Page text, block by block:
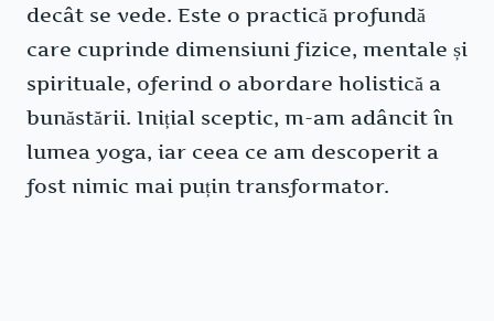
decât se vede. Este o practică profundă
care cuprinde dimensiuni fizice, mentale și
spirituale, oferind o abordare holistică a
bunăstării. Inițial sceptic, m-am adâncit în
lumea yoga, iar ceea ce am descoperit a
fost nimic mai puțin transformator.